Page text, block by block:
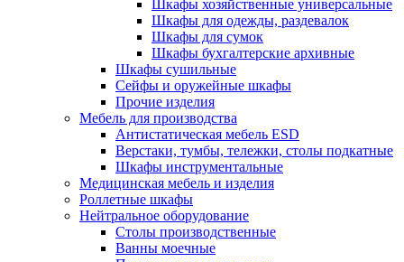
Шкафы хозяйственные универсальные
Шкафы для одежды, раздевалок
Шкафы для сумок
Шкафы бухгалтерские архивные
Шкафы сушильные
Сейфы и оружейные шкафы
Прочие изделия
Мебель для производства
Антистатическая мебель ESD
Верстаки, тумбы, тележки, столы подкатные
Шкафы инструментальные
Медицинская мебель и изделия
Роллетные шкафы
Нейтральное оборудование
Столы производственные
Ванны моечные